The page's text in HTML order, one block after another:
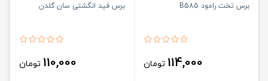
برس تخت رامود B585
114,000 تومان
برس فید انگشتی سان گلدن
110,000 تومان